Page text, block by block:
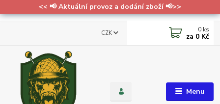
<< 📢 Aktuální provoz a dodání zboží 📢>>
Menu
CZK 0 ks
za 0 Kč